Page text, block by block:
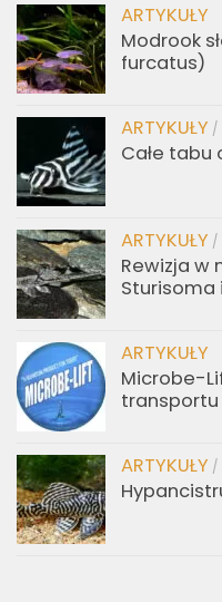
ARTYKUŁY
Modrook
furcatus)
ARTYKUŁY /
Całe tabu
ARTYKUŁY /
Rewizja w
Sturisoma
ARTYKUŁY
Microbe-
transportu
ARTYKUŁY /